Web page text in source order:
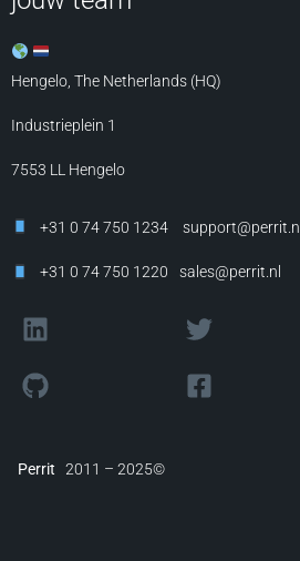
Hengelo, The Netherlands (HQ)
Industrieplein 1
7553 LL Hengelo
+31 0 74 750 1234 support@perrit.nl
+31 0 74 750 1220 sales@perrit.nl
Perrit 2011 – 2025©